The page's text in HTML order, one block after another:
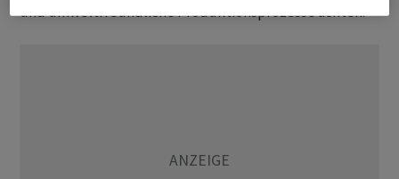
und umweltfreundliche Produktionsprozesse achten.